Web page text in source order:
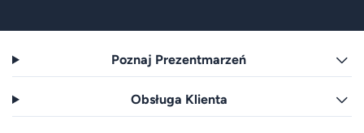
Poznaj Prezentmarzeń
Obsługa Klienta